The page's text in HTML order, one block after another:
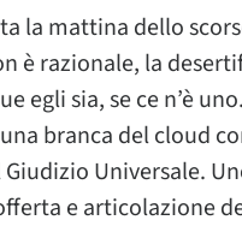
la mattina dello
è razionale, la
egli sia, se ce n’è
branca del cloud
Universale.
e articolazione